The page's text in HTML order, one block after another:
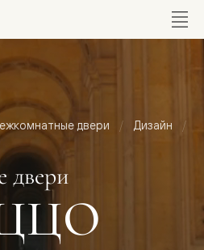
двери Дизайн
двери